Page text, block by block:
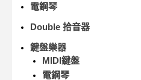
電鋼琴
Double 拾音器
鍵盤樂器
MIDI鍵盤
電鋼琴